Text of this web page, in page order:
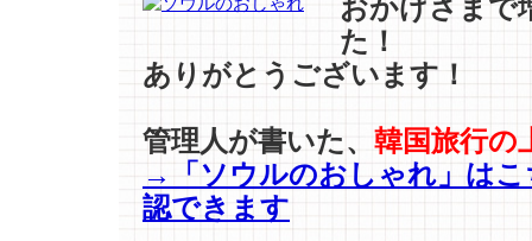
おかげさまで
た！
ありがとうございます！
管理人が書いた、 韓国旅行の
→「ソウルのおしゃれ」はこ
認できます